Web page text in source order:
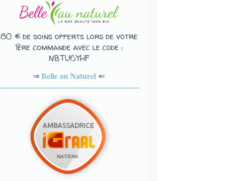
80 € de soins offerts lors de votre
1ère commande avec le code :
NBTU6YHF
⇒Belle au Naturel ⇐